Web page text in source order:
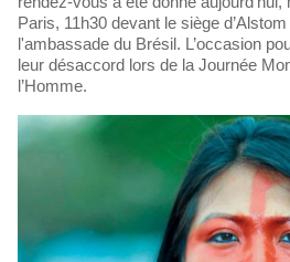
Paris, 11h30 devant le siège
l'ambassade du Brésil. L’occasion
leur désaccord lors de la Journée
l’Homme.